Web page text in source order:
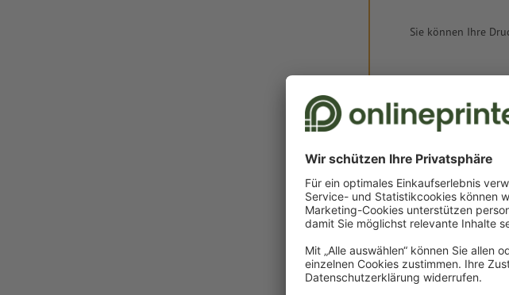
Sie können Ihre
Lieferung ca.:
Mo, 17. Aug.
Gewicht: ca.10,8 g